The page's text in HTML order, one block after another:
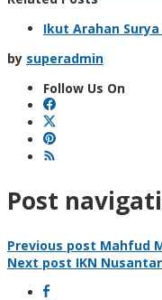
Ikut Arahan
by superadmin
Follow Us On
Post
Previous post Mahfud
Next post IKN